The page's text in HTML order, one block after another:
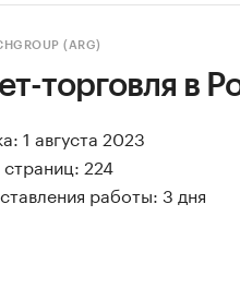
(ARG)
торговля в
1 августа 2023
224
работы: 3 дня